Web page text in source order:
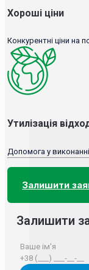
Хороші ціни
Конкурентні ціни на
Утилізація
Допомога у виконанні
Залишити
Залишити